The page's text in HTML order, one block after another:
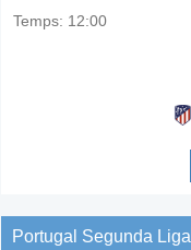
Temps: 12:00
Portugal Segunda Liga